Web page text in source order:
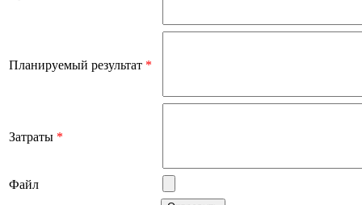
Планируемый результат *
Затраты *
Файл